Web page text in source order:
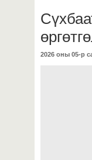
2026 оны 05-р